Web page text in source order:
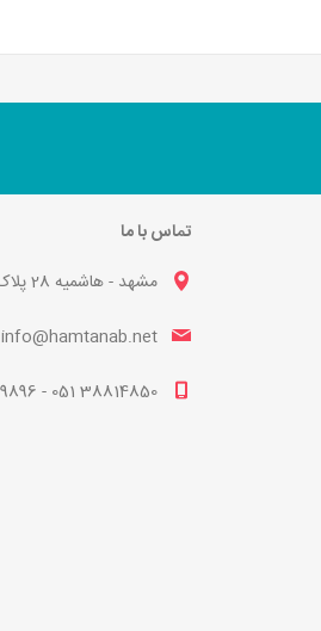
تماس با ما
مشهد - هاشمیه 28 پلاک 112
info@hamtanab.net
38814850 051 - 38829896 051